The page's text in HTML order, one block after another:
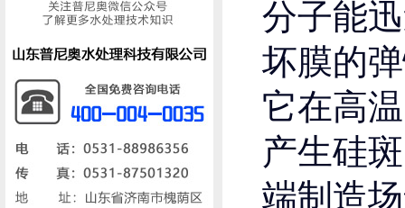
分子能
坏膜的
它在高
产生硅
端制造